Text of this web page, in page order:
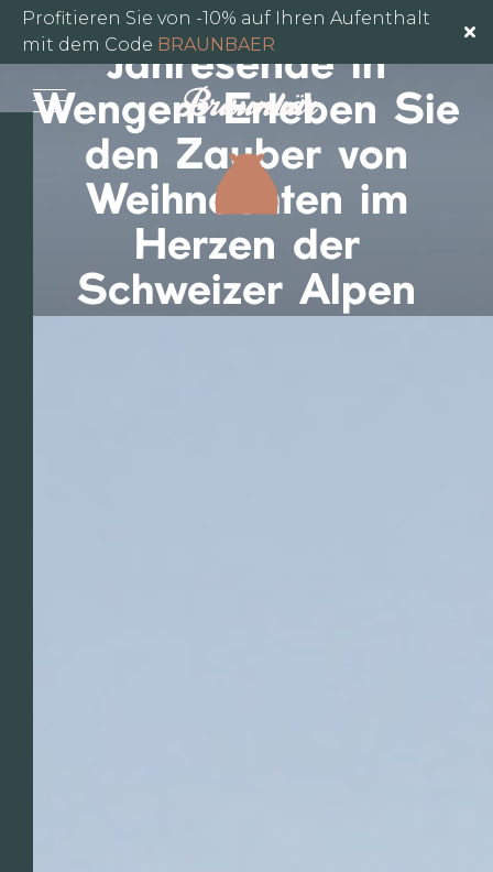
Profitieren Sie von -10% auf Ihren Aufenthalt
mit dem Code BRAUNBAER
Feierlichkeiten zum
Jahresende in
Wengen: Erleben Sie
den Zauber von
Weihnachten im
Herzen der
Schweizer Alpen